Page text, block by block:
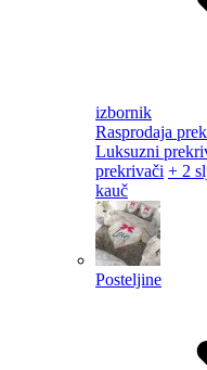
izbornik
Rasprodaja
Luksuzni
prekrivači + 2
kauč
Posteljine